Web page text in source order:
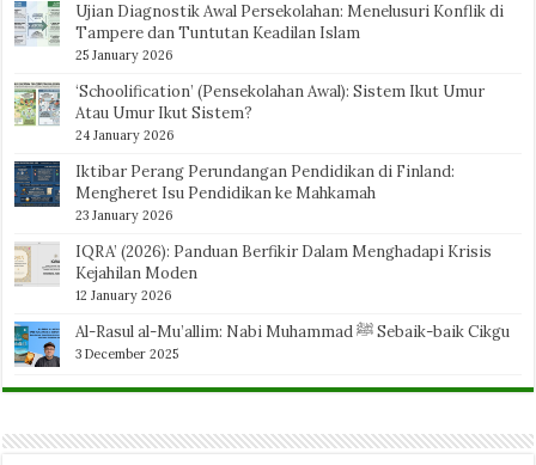
Ujian Diagnostik Awal Persekolahan: Menelusuri Konflik di
Tampere dan Tuntutan Keadilan Islam
25 January 2026
‘Schoolification’ (Pensekolahan Awal): Sistem Ikut Umur
Atau Umur Ikut Sistem?
24 January 2026
Iktibar Perang Perundangan Pendidikan di Finland:
Mengheret Isu Pendidikan ke Mahkamah
23 January 2026
IQRA’ (2026): Panduan Berfikir Dalam Menghadapi Krisis
Kejahilan Moden
12 January 2026
Al-Rasul al-Mu’allim: Nabi Muhammad ﷺ Sebaik-baik Cikgu
3 December 2025